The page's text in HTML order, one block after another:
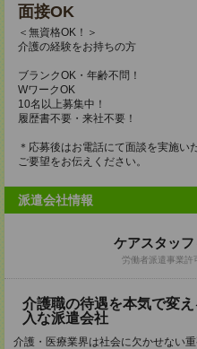
面接OK
＜無資格OK！＞
介護の経験をお持ちの方
ブランクOK・年齢不問！
WワークOK
10名以上募集中！
履歴書不要・来社不要！
＊応募後はお電話にて面談を実施い
ご要望をお伝えください。
派遣会社情報
ケアスタッ
労働者派遣事業
介護職の待遇を本気で変
入な派遣会社
介護・医療業界は社会に欠かせない